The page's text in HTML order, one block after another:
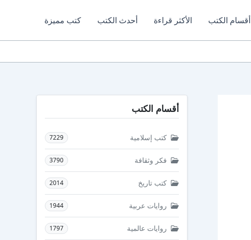
أقسام الكتب الأكثر قراءة أحدث الكتب كتب مميزة
أقسام الكتب
كتب إسلامية 7229
فكر وثقافة 3790
كتب تاريخ 2014
روايات عربية 1944
روايات عالمية 1797